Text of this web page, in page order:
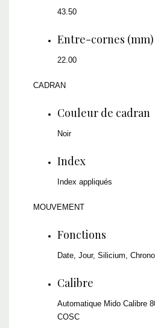
43.50
Entre-cornes (mm)
22.00
CADRAN
Couleur de cadran
Noir
Index
Index appliqués
MOUVEMENT
Fonctions
Date, Jour, Silicium,
Calibre
Automatique Mido Calibre
COSC